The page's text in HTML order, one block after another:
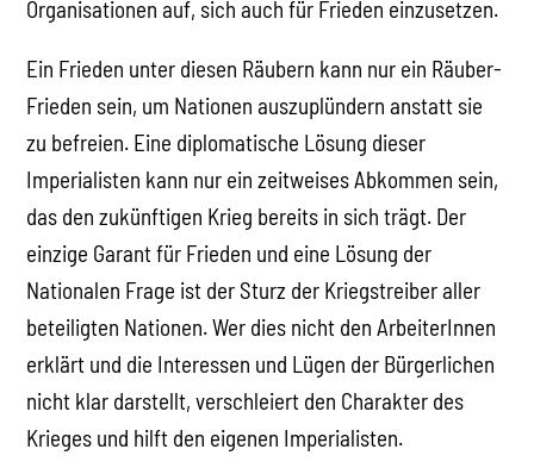
Organisationen auf, sich auch für Frieden einzusetzen.
Ein Frieden unter diesen Räubern kann nur ein Räuber-
Frieden sein, um Nationen auszuplündern anstatt sie
zu befreien. Eine diplomatische Lösung dieser
Imperialisten kann nur ein zeitweises Abkommen sein,
das den zukünftigen Krieg bereits in sich trägt. Der
einzige Garant für Frieden und eine Lösung der
Nationalen Frage ist der Sturz der Kriegstreiber aller
beteiligten Nationen. Wer dies nicht den ArbeiterInnen
erklärt und die Interessen und Lügen der Bürgerlichen
nicht klar darstellt, verschleiert den Charakter des
Krieges und hilft den eigenen Imperialisten.